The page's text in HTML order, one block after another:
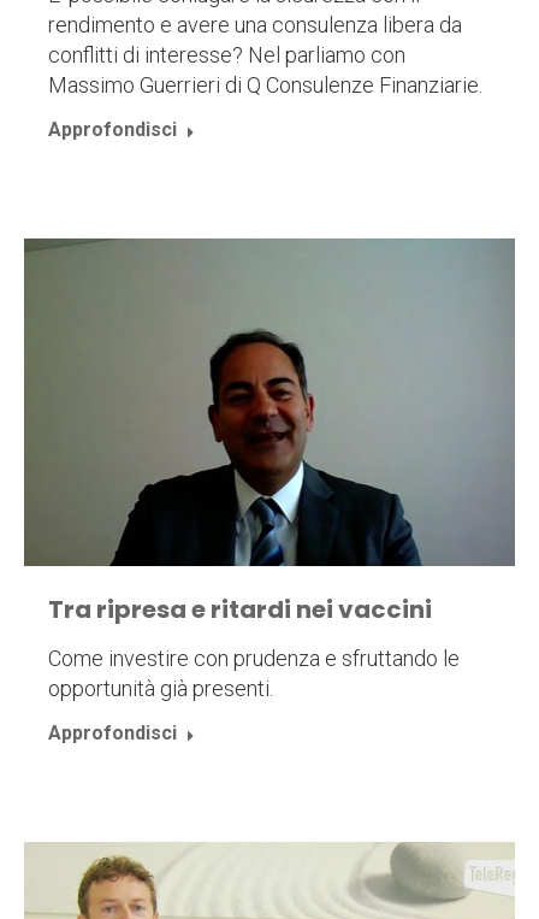
rendimento e avere una consulenza libera da
conflitti di interesse? Nel parliamo con
Massimo Guerrieri di Q Consulenze Finanziarie.
Approfondisci
Tra ripresa e ritardi nei vaccini
Come investire con prudenza e sfruttando le
opportunità già presenti.
Approfondisci